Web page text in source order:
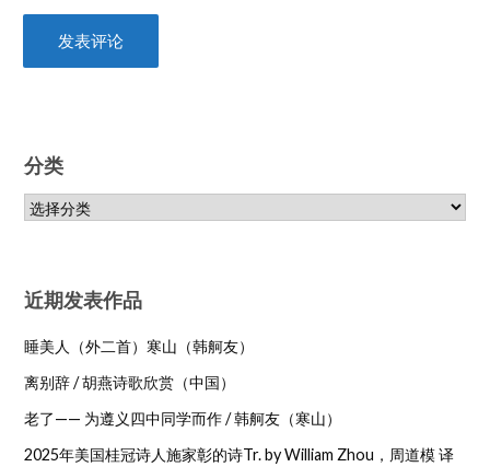
分类
近期发表作品
睡美人（外二首）寒山（韩舸友）
离别辞 / 胡燕诗歌欣赏（中国）
老了—— 为遵义四中同学而作 / 韩舸友（寒山）
2025年美国桂冠诗人施家彰的诗Tr. by William Zhou，周道模 译